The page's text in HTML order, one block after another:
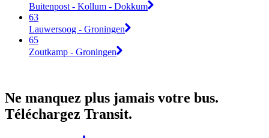
Buitenpost - Kollum - Dokkum
63
Lauwersoog - Groningen
65
Zoutkamp - Groningen
Ne manquez plus jamais votre bus.
Téléchargez Transit.